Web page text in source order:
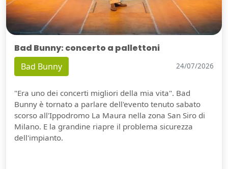
Bad Bunny: concerto a pallettoni
Bad Bunny 24/07/2026
"Era uno dei concerti migliori della mia vita". Bad
Bunny è tornato a parlare dell'evento tenuto sabato
scorso all'Ippodromo La Maura nella zona San Siro di
Milano. E la grandine riapre il problema sicurezza
dell'impianto.